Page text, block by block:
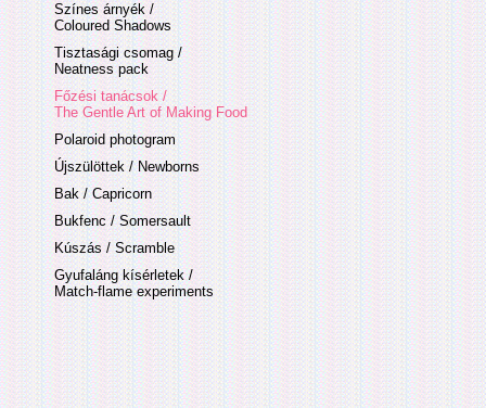
Színes árnyék /
Coloured Shadows
Tisztasági csomag /
Neatness pack
Főzési tanácsok /
The Gentle Art of Making Food
Polaroid photogram
Újszülöttek / Newborns
Bak / Capricorn
Bukfenc / Somersault
Kúszás / Scramble
Gyufaláng kísérletek /
Match-flame experiments